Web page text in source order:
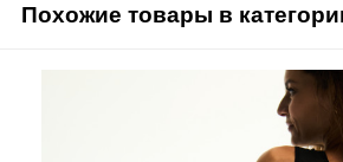
Похожие товары в